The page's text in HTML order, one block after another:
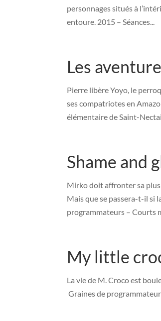
personnages situés à
entoure. 2015 – Séances...
Les
Pierre libère Yoyo, le
ses compatriotes en
élémentaire de Saint-
Shame and
Mirko doit affronter sa plus
Mais que se passera-t-il si
programmateurs – Courts
My little
La vie de M. Croco est
Graines de